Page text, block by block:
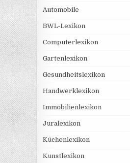
Automobile
BWL-Lexikon
Computerlexikon
Gartenlexikon
Gesundheitslexikon
Handwerklexikon
Immobilienlexikon
Juralexikon
Küchenlexikon
Kunstlexikon